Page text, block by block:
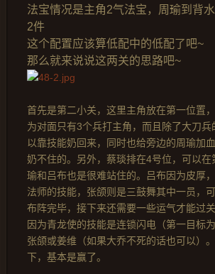
法宝情况是主角2气法宝，周瑜到背
2件
这个配置应该算低配中的低配了吧~
那么就来说说这两关的思路吧~
首先是第二小关，这里主角放在第一位置
为对面只有3个兵打主角，而且除了大刀
以靠技能奶回来，同时也给旁边的周瑜加
奶不住的。另外，蔡琰排在4号位，可以
瑜和吕布也是很难站住的。吕布因为皮厚
法师的技能，张颌则是三鼓舞其中一员，
布阵完毕，接下来还需要一些运气才能过
因为青龙使的技能是连锁闪电（第一目标
张颌或姜维（如果大乔不死的话也可以）
下，基本是赢了。